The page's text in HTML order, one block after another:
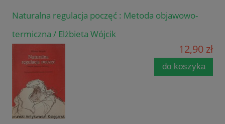
Naturalna regulacja poczęć : Metoda objawowo-
termiczna / Elżbieta Wójcik
12,90 zł
do koszyka